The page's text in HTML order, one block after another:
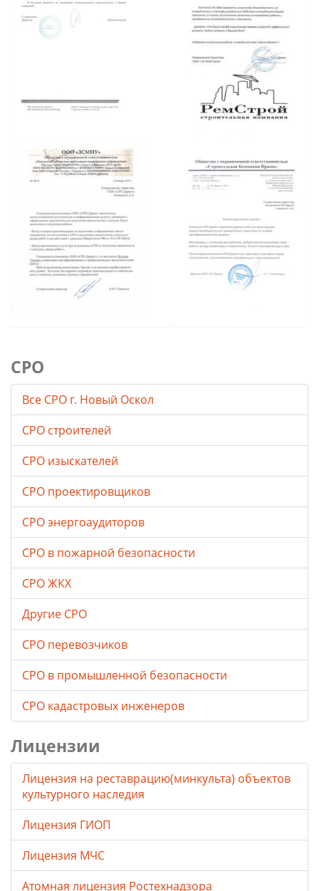
СРО
Все СРО г. Новый Оскол
СРО строителей
СРО изыскателей
СРО проектировщиков
СРО энергоаудиторов
СРО в пожарной безопасности
СРО ЖКХ
Другие СРО
СРО перевозчиков
СРО в промышленной безопасности
СРО кадастровых инженеров
Лицензии
Лицензия на реставрацию(минкульта) объектов
культурного наследия
Лицензия ГИОП
Лицензия МЧС
Атомная лицензия Ростехнадзора